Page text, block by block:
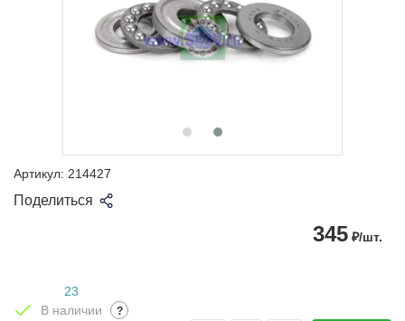
Артикул: 214427
Поделиться
345 ₽/шт.
23
В наличии
?